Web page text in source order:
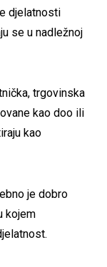
djelatnosti
se u nadležnoj
trgovinska
kao doo ili
kao
je dobro
kojem